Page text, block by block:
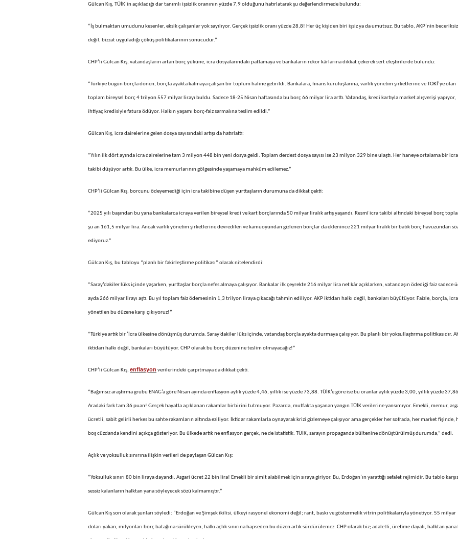
Gülcan Kış, TÜİK’in açıkladığı dar tanımlı işsizlik oranının yüzde 7,9 olduğunu hatırlatarak şu değerlendirmede bulundu:
“İş bulmaktan umudunu kesenler, eksik çalışanlar yok sayılıyor. Gerçek işsizlik oranı yüzde 28,8! Her üç kişiden biri işsiz ya da umutsuz. Bu tablo, AKP’nin
değil, bizzat uyguladığı çöküş politikalarının sonucudur.”
CHP’li Gülcan Kış, vatandaşların artan borç yüküne, icra dosyalarındaki patlamaya ve bankaların rekor kârlarına dikkat çekerek sert eleştirilerde bulundu:
“Türkiye bugün borçla dönen, borçla ayakta kalmaya çalışan bir toplum haline getirildi. Bankalara, finans kuruluşlarına, varlık yönetim şirketlerine ve TOKİ’ye olan
toplam bireysel borç 4 trilyon 557 milyar lirayı buldu. Sadece 18-25 Nisan haftasında bu borç 66 milyar lira arttı. Vatandaş, kredi kartıyla market alışverişi yapıyor,
ihtiyaç kredisiyle fatura ödüyor. Halkın yaşamı borç-faiz sarmalına teslim edildi.”
Gülcan Kış, icra dairelerine gelen dosya sayısındaki artışı da hatırlattı:
“Yılın ilk dört ayında icra dairelerine tam 3 milyon 448 bin yeni dosya geldi. Toplam derdest dosya sayısı ise 23 milyon 329 bine ulaştı. Her haneye ortalama bir icra
takibi düşüyor artık. Bu ülke, icra memurlarının gölgesinde yaşamaya mahkûm edilemez.”
CHP’li Gülcan Kış, borcunu ödeyemediği için icra takibine düşen yurttaşların durumuna da dikkat çekti:
“2025 yılı başından bu yana bankalarca icraya verilen bireysel kredi ve kart borçlarında 50 milyar liralık artış yaşandı. Resmî icra takibi altındaki bireysel borç
şu an 161,5 milyar lira. Ancak varlık yönetim şirketlerine devredilen ve kamuoyundan gizlenen borçlar da eklenince 221 milyar liralık bir batık borç havuzundan
ediyoruz.”
Gülcan Kış, bu tabloyu “planlı bir fakirleştirme politikası” olarak nitelendirdi:
“Saray’dakiler lüks içinde yaşarken, yurttaşlar borçla nefes almaya çalışıyor. Bankalar ilk çeyrekte 216 milyar lira net kâr açıklarken, vatandaşın ödediği faiz sadece
ayda 266 milyar lirayı aştı. Bu yıl toplam faiz ödemesinin 1,3 trilyon liraya çıkacağı tahmin ediliyor. AKP iktidarı halkı değil, bankaları büyütüyor. Faizle, borçla,
yönetilen bu düzene karşı çıkıyoruz!”
“Türkiye artık bir ‘İcra ülkesine dönüşmüş durumda. Saray’dakiler lüks içinde, vatandaş borçla ayakta durmaya çalışıyor. Bu planlı bir yoksullaştırma politikasıdır.
iktidarı halkı değil, bankaları büyütüyor. CHP olarak bu borç düzenine teslim olmayacağız!”
CHP’li Gülcan Kış, enflasyon verilerindeki çarpıtmaya da dikkat çekti.
“Bağımsız araştırma grubu ENAG’a göre Nisan ayında enflasyon aylık yüzde 4,46, yıllık ise yüzde 73,88. TÜİK’e göre ise bu oranlar aylık yüzde 3,00, yıllık yüzde
Aradaki fark tam 36 puan! Gerçek hayatla açıklanan rakamlar birbirini tutmuyor. Pazarda, mutfakta yaşanan yangın TÜİK verilerine yansımıyor. Emekli, memur,
ücretli, sabit gelirli herkes bu sahte rakamların altında eziliyor. İktidar rakamlarla oynayarak krizi gizlemeye çalışıyor ama gerçekler her sofrada, her market fişinde,
boş cüzdanda kendini açıkça gösteriyor. Bu ülkede artık ne enflasyon gerçek, ne de istatistik. TÜİK, sarayın propaganda bültenine dönüştürülmüş durumda,” dedi.
Açlık ve yoksulluk sınırına ilişkin verileri de paylaşan Gülcan Kış:
“Yoksulluk sınırı 80 bin liraya dayandı. Asgari ücret 22 bin lira! Emekli bir simit alabilmek için sıraya giriyor. Bu, Erdoğan’ın yarattığı sefalet rejimidir. Bu tablo
sessiz kalanların halktan yana söyleyecek sözü kalmamıştır.”
Gülcan Kış son olarak şunları söyledi: “Erdoğan ve Şimşek ikilisi, ülkeyi rasyonel ekonomi değil; rant, baskı ve göstermelik vitrin politikalarıyla yönetiyor. 55 milyar
doları yakan, milyonları borç batağına sürükleyen, halkı açlık sınırına hapseden bu düzen artık sürdürülemez. CHP olarak biz; adaletli, üretime dayalı, halktan